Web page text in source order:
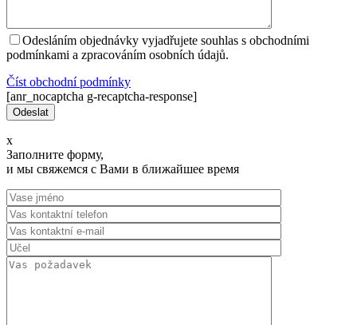
Odesláním objednávky vyjadřujete souhlas s obchodními
podmínkami a zpracováním osobních údajů.
Číst оbchodní podmínky
[anr_nocaptcha g-recaptcha-response]
x
Заполните форму,
и мы свяжемся с Вами в ближайшее время